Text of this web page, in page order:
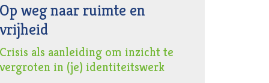
Op weg naar ruimte en
vrijheid
Crisis als aanleiding om inzicht te
vergroten in (je) identiteitswerk